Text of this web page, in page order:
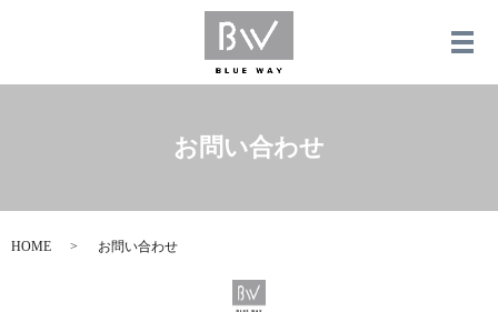
メ
お問い合わせ
HOME お問い合わせ